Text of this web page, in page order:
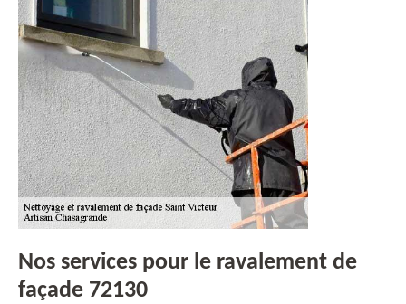
Nos services pour le ravalement de
façade 72130